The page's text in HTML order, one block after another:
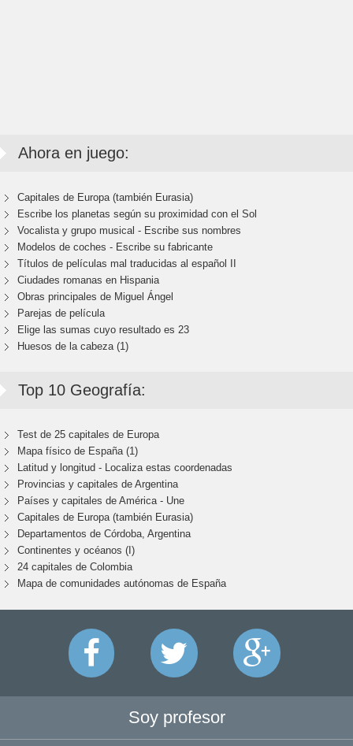
Ahora en juego:
Capitales de Europa (también Eurasia)
Escribe los planetas según su proximidad con el Sol
Vocalista y grupo musical - Escribe sus nombres
Modelos de coches - Escribe su fabricante
Títulos de películas mal traducidas al español II
Ciudades romanas en Hispania
Obras principales de Miguel Ángel
Parejas de película
Elige las sumas cuyo resultado es 23
Huesos de la cabeza (1)
Top 10 Geografía:
Test de 25 capitales de Europa
Mapa físico de España (1)
Latitud y longitud - Localiza estas coordenadas
Provincias y capitales de Argentina
Países y capitales de América - Une
Capitales de Europa (también Eurasia)
Departamentos de Córdoba, Argentina
Continentes y océanos (I)
24 capitales de Colombia
Mapa de comunidades autónomas de España
Soy profesor